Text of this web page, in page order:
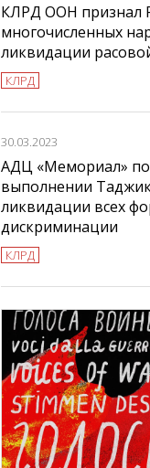
КЛРД ООН признал
многочисленных
ликвидации
КЛРД
30.03.2023
АДЦ «Мемориал»
выполнении
ликвидации всех
дискриминации
КЛРД